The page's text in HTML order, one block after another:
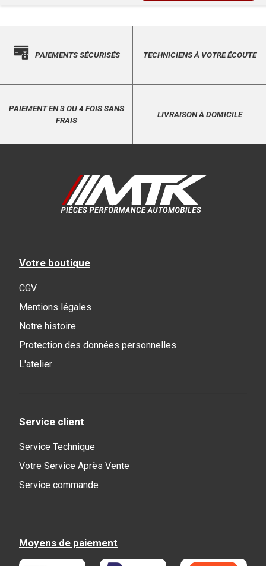
PAIEMENTS SÉCURISÉS TECHNICIENS À VOTRE ÉCOUTE
PAIEMENT EN 3 OU 4 FOIS SANS
FRAIS
LIVRAISON À DOMICILE
Votre boutique
CGV
Mentions légales
Notre histoire
Protection des données personnelles
L'atelier
Service client
Service Technique
Votre Service Après Vente
Service commande
Moyens de paiement